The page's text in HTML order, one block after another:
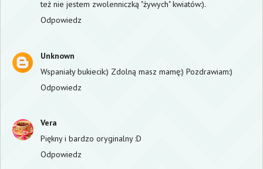
też nie jestem zwolenniczką "żywych" kwiatów:).
Odpowiedz
Unknown
Wspaniały bukiecik:) Zdolną masz mamę:) Pozdrawiam:)
Odpowiedz
Vera
Piękny i bardzo oryginalny :D
Odpowiedz